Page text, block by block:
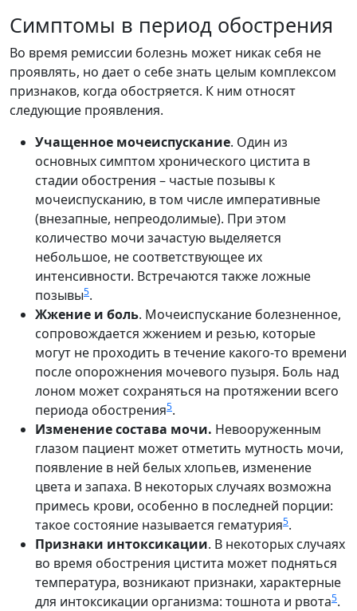
Симптомы в период обострения
Во время ремиссии болезнь может никак себя не
проявлять, но дает о себе знать целым комплексом
признаков, когда обостряется. К ним относят
следующие проявления.
Учащенное мочеиспускание. Один из
основных симптом хронического цистита в
стадии обострения – частые позывы к
мочеиспусканию, в том числе императивные
(внезапные, непреодолимые). При этом
количество мочи зачастую выделяется
небольшое, не соответствующее их
интенсивности. Встречаются также ложные
позывы5.
Жжение и боль. Мочеиспускание болезненное,
сопровождается жжением и резью, которые
могут не проходить в течение какого-то времени
после опорожнения мочевого пузыря. Боль над
лоном может сохраняться на протяжении всего
периода обострения5.
Изменение состава мочи. Невооруженным
глазом пациент может отметить мутность мочи,
появление в ней белых хлопьев, изменение
цвета и запаха. В некоторых случаях возможна
примесь крови, особенно в последней порции:
такое состояние называется гематурия5.
Признаки интоксикации. В некоторых случаях
во время обострения цистита может подняться
температура, возникают признаки, характерные
для интоксикации организма: тошнота и рвота5.